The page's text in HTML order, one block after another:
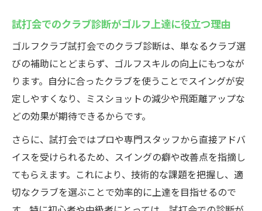
試打会でのクラブ診断がゴルフ上達に役立つ理由
ゴルフクラブ試打会でのクラブ診断は、単なるクラブ選
びの補助にとどまらず、ゴルフスキルの向上にもつなが
ります。自分に合ったクラブを使うことでスイングが安
定しやすくなり、ミスショットの減少や飛距離アップな
どの効果が期待できるからです。
さらに、試打会ではプロや専門スタッフから直接アドバ
イスを受けられるため、スイングの癖や改善点を指摘し
てもらえます。これにより、技術的な課題を把握し、適
切なクラブを選ぶことで効率的に上達を目指せるので